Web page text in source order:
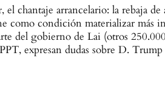
chantaje arrancelario: la rebaja
como condición materializar más
del gobierno de Lai (otros
expresan dudas sobre D.